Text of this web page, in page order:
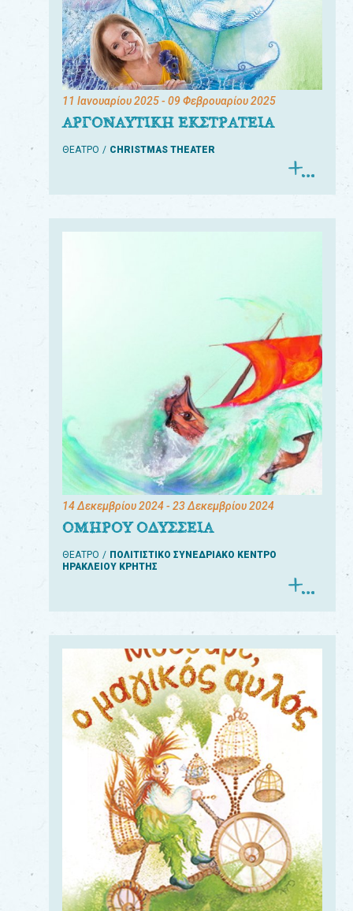
11 Ιανουαρίου 2025- 09 Φεβρουαρίου 2025
ΑΡΓΟΝΑΥΤΙΚΗ ΕΚΣΤΡΑΤΕΙΑ
ΘΕΑΤΡΟ CHRISTMAS THEATER
14 Δεκεμβρίου 2024- 23 Δεκεμβρίου 2024
ΟΜΗΡΟΥ ΟΔΥΣΣΕΙΑ
ΘΕΑΤΡΟ
ΠΟΛΙΤΙΣΤΙΚΟ ΣΥΝΕΔΡΙΑΚΟ ΚΕΝΤΡΟ
ΗΡΑΚΛΕΙΟΥ ΚΡΗΤΗΣ